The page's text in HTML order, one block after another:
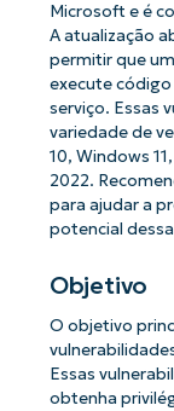
Microsoft e é
A atualização
permitir que
execute
serviço. Essas
variedade de
10, Windows
2022.
para ajudar a
potencial
Objetivo
O objetivo
Essas
obtenha